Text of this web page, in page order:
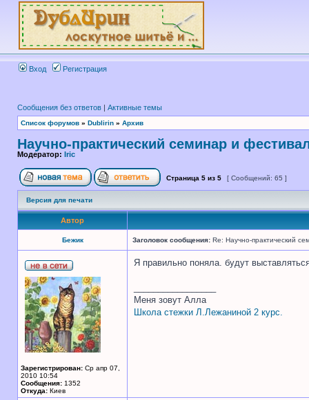
Вход Регистрация
Сообщения без ответов | Активные темы
Список форумов » Dublirin » Архив
Научно-практический семинар и
Модератор: Iric
Страница 5 из 5 [ Сообщений: 65 ]
Версия для печати
Автор
Бежик Заголовок сообщения: Re: Научно-практический
Зарегистрирован: Ср апр 07,
2010 10:54
Сообщения: 1352
Откуда: Киев
Я правильно поняла. будут
Меня зовут Алла
Школа стежки Л.Лежаниной 2 курс.